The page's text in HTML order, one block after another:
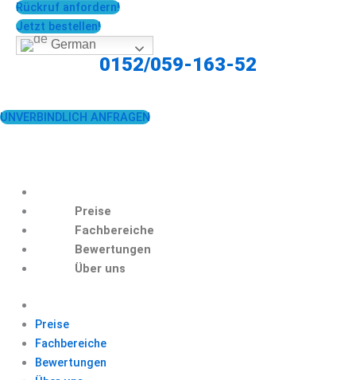
Rückruf anfordern!
Jetzt bestellen!
German
0152/059-163-52
UNVERBINDLICH ANFRAGEN
Preise
Fachbereiche
Bewertungen
Über uns
Preise
Fachbereiche
Bewertungen